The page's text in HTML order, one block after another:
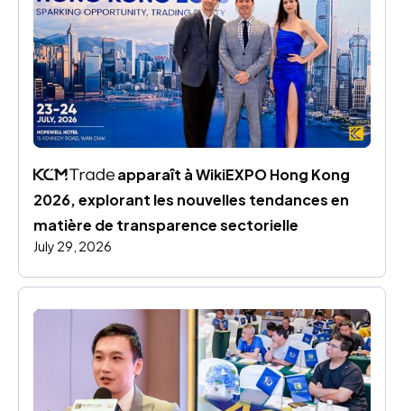
apparaît à WikiEXPO Hong Kong
2026, explorant les nouvelles tendances en
matière de transparence sectorielle
July 29, 2026